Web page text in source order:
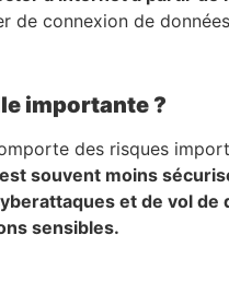
de connexion de
importante ?
des risques
souvent moins
et de vol de
sensibles.